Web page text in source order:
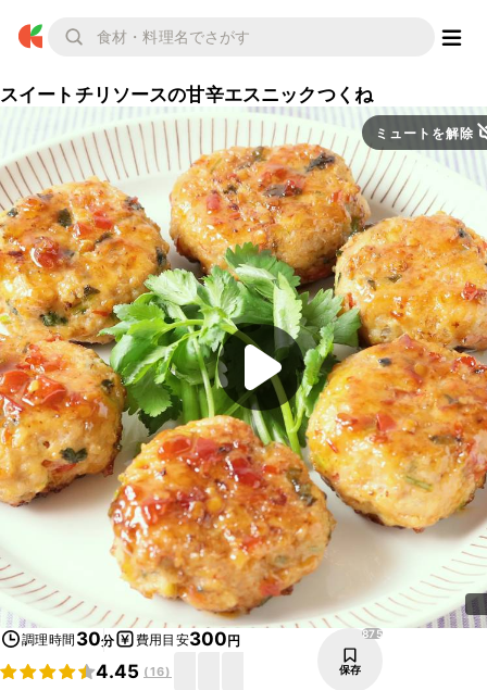
スイートチリソースの甘辛エスニックつくね
ミュートを解除
調理時間 30分 費用目安300円
4.45 (16)
875
保存